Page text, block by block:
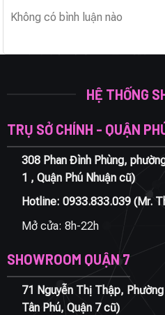
Không có bình luận nào
HỆ THỐNG
TRỤ SỞ CHÍNH - QUẬN
308 Phan Đình Phùng,
1 , Quận Phú Nhuận cũ)
Hotline: 0933.833.039(Mr.
Mở cửa: 8h-22h
SHOWROOM QUẬN 7
71 Nguyễn Thị Thập,
Tân Phú, Quận 7 cũ)